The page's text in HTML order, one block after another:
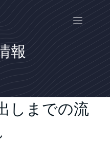
報
しまでの流